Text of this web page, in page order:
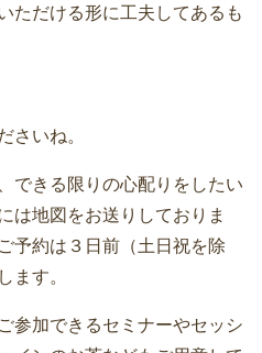
ただける形に工夫してあるも
さいね。
できる限りの心配りをしたい
は地図をお送りしておりま
予約は３日前（土日祝を除
ます。
参加できるセミナーやセッシ